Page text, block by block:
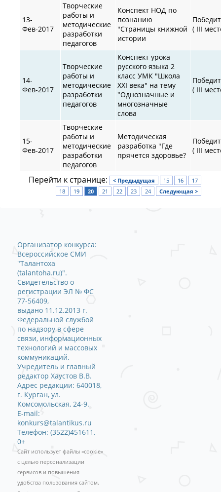
13-
Фев-2017
Творческие
работы и
методические
разработки
педагогов
Конспект НОД по
познанию
"Страницы книжной
истории
( III
14-
Фев-2017
Творческие
работы и
методические
разработки
педагогов
Конспект урока
русского языка 2
класс УМК "Школа
XXI века" на тему
"Однозначные и
многозначные
слова
( III
15-
Фев-2017
Творческие
работы и
методические
разработки
педагогов
Методическая
разработка "Где
прячется здоровье?
( III
Перейти к странице: < Предыдущая 15 16
17
18
19 20 21 22 23 24 Следующая >
Организатор конкурса:
Всероссийское СМИ
"Талантоха
(talantoha.ru)".
Свидетельство о
регистрации ЭЛ № ФС
77-56409,
выдано 11.12.2013 г.
Федеральной службой
по надзору в сфере
связи, информационных
технологий и массовых
коммуникаций.
Учредитель и главный
редактор Хаустов В.В.
Адрес редакции: 640018,
г. Курган, ул.
Комсомольская, 24-9.
E-mail:
konkurs@talantikus.ru
Телефон: (3522)451611.
0+
Сайт использует файлы «cookie»
с целью персонализации
сервисов и повышения
удобства пользования сайтом.